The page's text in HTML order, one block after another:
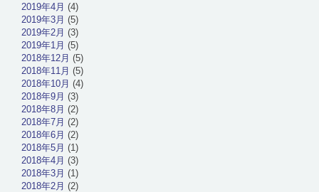
2019年4月 (4)
2019年3月 (5)
2019年2月 (3)
2019年1月 (5)
2018年12月 (5)
2018年11月 (5)
2018年10月 (4)
2018年9月 (3)
2018年8月 (2)
2018年7月 (2)
2018年6月 (2)
2018年5月 (1)
2018年4月 (3)
2018年3月 (1)
2018年2月 (2)